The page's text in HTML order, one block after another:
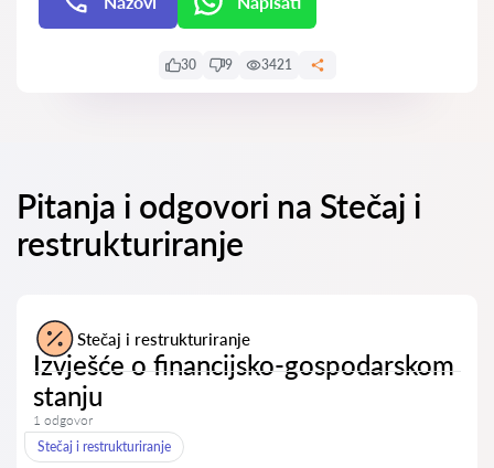
30 9 3421
Pitanja i odgovori na Stečaj i
restrukturiranje
Stečaj i restrukturiranje
Izvješće o financijsko-gospodarskom
stanju
1 odgovor
Stečaj i restrukturiranje